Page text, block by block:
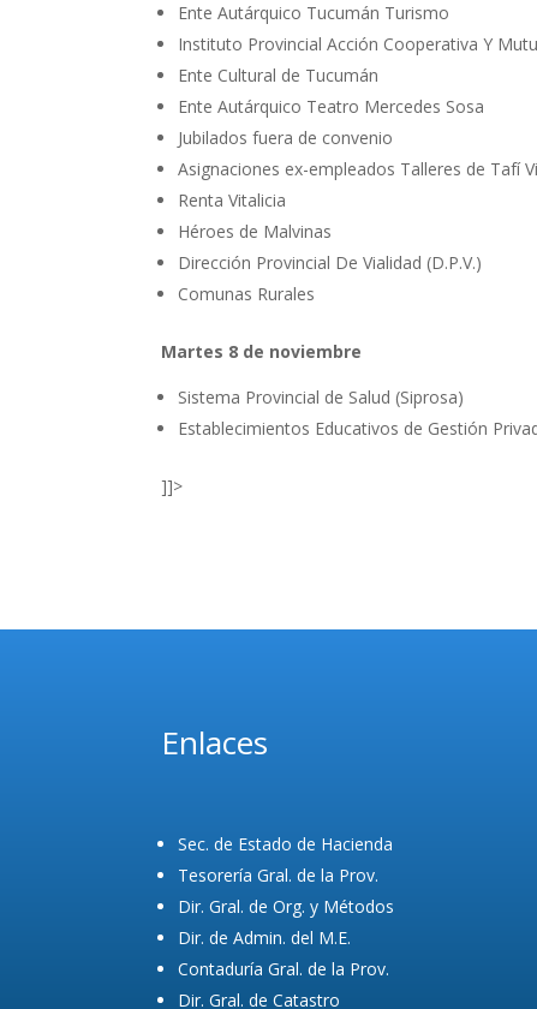
Ente Autárquico Tucumán Turismo
Instituto Provincial Acción Cooperativa Y
Ente Cultural de Tucumán
Ente Autárquico Teatro Mercedes Sosa
Jubilados fuera de convenio
Asignaciones ex-empleados Talleres de Tafí
Renta Vitalicia
Héroes de Malvinas
Dirección Provincial De Vialidad (D.P.V.)
Comunas Rurales
Martes 8 de noviembre
Sistema Provincial de Salud (Siprosa)
Establecimientos Educativos de Gestión
]]>
Enlaces
Sec. de Estado de Hacienda
Tesorería Gral. de la Prov.
Dir. Gral. de Org. y Métodos
Dir. de Admin. del M.E.
Contaduría Gral. de la Prov.
Dir. Gral. de Catastro